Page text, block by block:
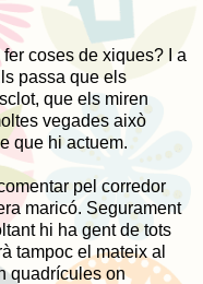
coses de xiques? I a
passa que els
que els miren
vegades això
que hi actuem.
pel corredor
maricó. Segurament
hi ha gent de tots
tampoc el mateix al
quadrícules on